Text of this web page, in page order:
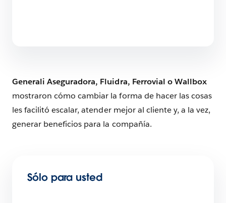
Generali Aseguradora, Fluidra, Ferrovial o Wallbox
mostraron cómo cambiar la forma de hacer las cosas
les facilitó escalar, atender mejor al cliente y, a la vez,
generar beneficios para la compañía.
Sólo para usted